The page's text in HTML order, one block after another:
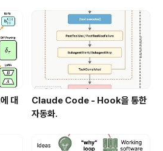
대
Claude Code - Hook을 통한
자동화.